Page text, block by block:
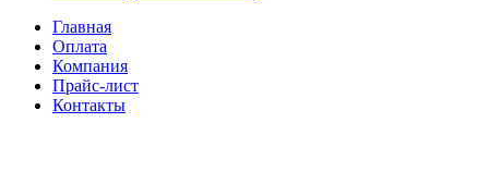
Главная
Оплата
Компания
Прайс-лист
Контакты